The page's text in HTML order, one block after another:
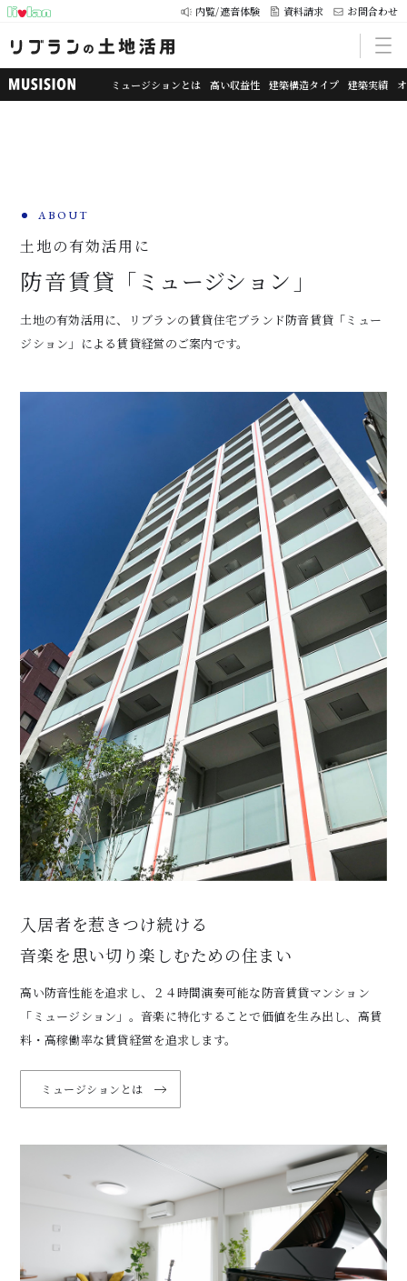
内覧/遮音体験 資料請求 お問合わせ
ミュージションとは 高い収益性 建築構造タイプ 建築実績
高収益の防音賃貸マンション
防音賃貸「ミュージション」
SCROLL
ABOUT
土地の有効活用に
防音賃貸「ミュージショ ン」
土地の有効活用に、リブランの賃貸住宅ブランド防音賃貸「ミュー
ジション」による賃貸経営のご案内です。
入居者を惹きつけ続ける
音楽を思い切り楽しむための住まい
高い防音性能を追求し、２４時間演奏可能な防音賃貸マンション
「ミュージション」。音楽に特化することで価値を生み出し、高賃
料・高稼働率な賃貸経営を追求します。
ミュージションとは